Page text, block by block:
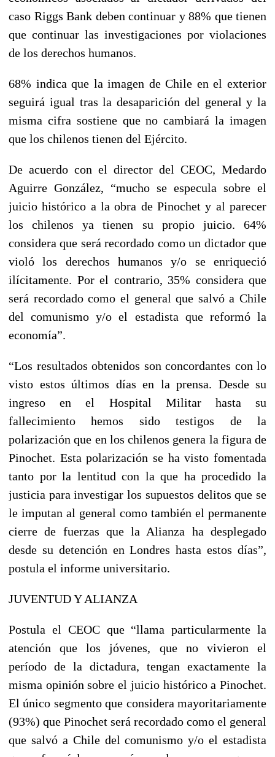
caso Riggs Bank deben continuar y 88% que tienen
que continuar las investigaciones por violaciones
de los derechos humanos.
68% indica que la imagen de Chile en el exterior
seguirá igual tras la desaparición del general y la
misma cifra sostiene que no cambiará la imagen
que los chilenos tienen del Ejército.
De acuerdo con el director del CEOC, Medardo
Aguirre González, “mucho se especula sobre el
juicio histórico a la obra de Pinochet y al parecer
los chilenos ya tienen su propio juicio. 64%
considera que será recordado como un dictador que
violó los derechos humanos y/o se enriqueció
ilícitamente. Por el contrario, 35% considera que
será recordado como el general que salvó a Chile
del comunismo y/o el estadista que reformó la
economía”.
“Los resultados obtenidos son concordantes con lo
visto estos últimos días en la prensa. Desde su
ingreso en el Hospital Militar hasta su
fallecimiento hemos sido testigos de la
polarización que en los chilenos genera la figura de
Pinochet. Esta polarización se ha visto fomentada
tanto por la lentitud con la que ha procedido la
justicia para investigar los supuestos delitos que se
le imputan al general como también el permanente
cierre de fuerzas que la Alianza ha desplegado
desde su detención en Londres hasta estos días”,
postula el informe universitario.
JUVENTUD Y ALIANZA
Postula el CEOC que “llama particularmente la
atención que los jóvenes, que no vivieron el
período de la dictadura, tengan exactamente la
misma opinión sobre el juicio histórico a Pinochet.
El único segmento que considera mayoritariamente
(93%) que Pinochet será recordado como el general
que salvó a Chile del comunismo y/o el estadista